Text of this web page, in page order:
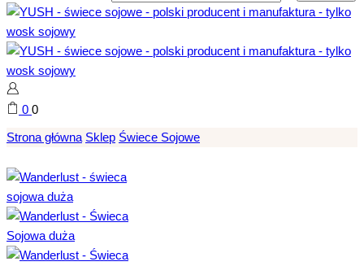
0 0
Strona główna Sklep Świece Sojowe